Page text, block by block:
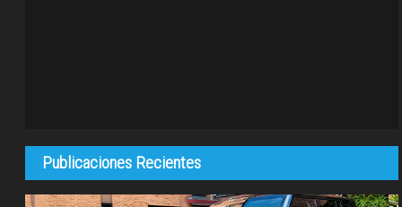
Publicaciones Recientes